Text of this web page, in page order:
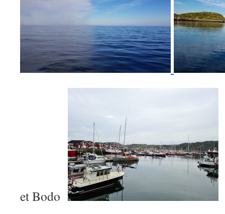
et Bodo